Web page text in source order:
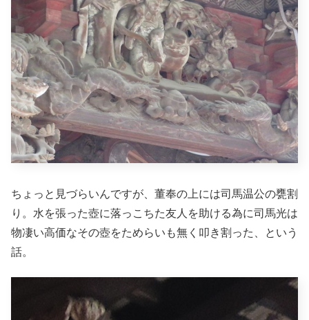
ちょっと見づらいんですが、董奉の上には司馬温公の甕割
り。水を張った壺に落っこちた友人を助ける為に司馬光は
物凄い高価なその壺をためらいも無く叩き割った、という
話。